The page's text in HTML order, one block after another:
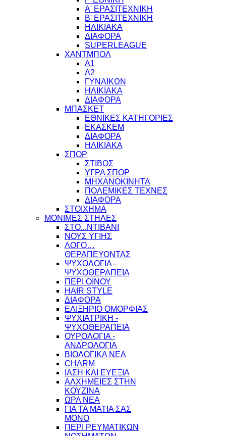
Α' ΕΡΑΣΙΤΕΧΝΙΚΗ
Β' ΕΡΑΣΙΤΕΧΝΙΚΗ
ΗΛΙΚΙΑΚΑ
ΔΙΑΦΟΡΑ
SUPERLEAGUE
ΧΑΝΤΜΠΟΛ
Α1
Α2
ΓΥΝΑΙΚΩΝ
ΗΛΙΚΙΑΚΑ
ΔΙΑΦΟΡΑ
ΜΠΑΣΚΕΤ
ΕΘΝΙΚΕΣ ΚΑΤΗΓΟΡΙΕΣ
ΕΚΑΣΚΕΜ
ΔΙΑΦΟΡΑ
ΗΛΙΚΙΑΚΑ
ΣΠΟΡ
ΣΤΙΒΟΣ
ΥΓΡΑ ΣΠΟΡ
ΜΗΧΑΝΟΚΙΝΗΤΑ
ΠΟΛΕΜΙΚΕΣ ΤΕΧΝΕΣ
ΔΙΑΦΟΡΑ
ΣΤΟΙΧΗΜΑ
ΜΟΝΙΜΕΣ ΣΤΗΛΕΣ
ΣΤΟ...ΝΤΙΒΑΝΙ
ΝΟΥΣ ΥΓΙΗΣ
ΛΟΓΟ…
ΘΕΡΑΠΕΥΟΝΤΑΣ
ΨΥΧΟΛΟΓΙΑ -
ΨΥΧΟΘΕΡΑΠΕΙΑ
ΠΕΡΙ ΟΙΝΟΥ
HAIR STYLE
ΔΙΑΦΟΡΑ
ΕΛΙΞΗΡΙΟ ΟΜΟΡΦΙΑΣ
ΨΥΧΙΑΤΡΙΚΗ -
ΨΥΧΟΘΕΡΑΠΕΙΑ
ΟΥΡΟΛΟΓΙΑ -
ΑΝΔΡΟΛΟΓΙΑ
ΒΙΟΛΟΓΙΚΑ ΝΕΑ
CHARM
ΙΑΣΗ ΚΑΙ ΕΥΕΞΙΑ
ΑΛΧΗΜΕΙΕΣ ΣΤΗΝ
ΚΟΥΖΙΝΑ
ΩΡΛ ΝEA
ΓΙΑ ΤΑ ΜΑΤΙΑ ΣΑΣ
ΜΟΝΟ
ΠΕΡΙ ΡΕΥΜΑΤΙΚΩΝ